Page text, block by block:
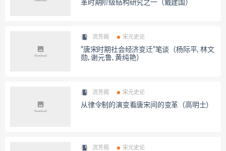
革时期阶级结构研究之一（戴建国）
流芳阁 宋元史论
“唐宋时期社会经济变迁”笔谈（杨际平, 林文
勋, 谢元鲁, 黄纯艳）
流芳阁 宋元史论
从律令制的演变看唐宋间的变革（高明士）
流芳阁 宋元史论